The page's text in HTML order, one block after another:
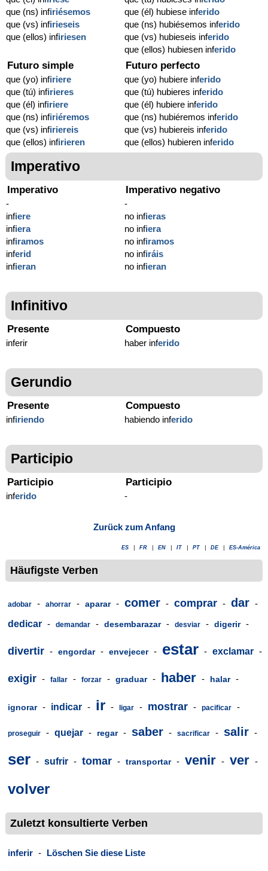
que (ns) infiriésemos
que (vs) infirieseis
que (ellos) infiriesen
que (él) hubiese inferido
que (ns) hubiésemos inferido
que (vs) hubieseis inferido
que (ellos) hubiesen inferido
Futuro simple
que (yo) infiriere
que (tú) infirieres
que (él) infiriere
que (ns) infiriéremos
que (vs) infiriereis
que (ellos) infirieren
Futuro perfecto
que (yo) hubiere inferido
que (tú) hubieres inferido
que (él) hubiere inferido
que (ns) hubiéremos inferido
que (vs) hubiereis inferido
que (ellos) hubieren inferido
Imperativo
Imperativo
-
infiere
infiera
infiramos
inferid
infieran
Imperativo negativo
-
no infieras
no infiera
no infiramos
no infiráis
no infieran
Infinitivo
Presente
inferir
Compuesto
haber inferido
Gerundio
Presente
infiriendo
Compuesto
habiendo inferido
Participio
Participio
inferido
Participio
-
Zurück zum Anfang
ES FR EN IT PT DE ES-América
Häufigste Verben
adobar - ahorrar - aparar - comer - comprar - dar -
dedicar - demandar - desembarazar - desviar - digerir -
divertir - engordar - envejecer - estar - exclamar -
exigir - fallar - forzar - graduar - haber - halar -
ignorar - indicar - ir - ligar - mostrar - pacificar -
proseguir - quejar - regar - saber - sacrificar - salir -
ser - sufrir - tomar - transportar - venir - ver -
volver
Zuletzt konsultierte Verben
inferir - Löschen Sie diese Liste